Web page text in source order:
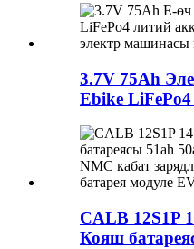
3.7V 75Ah
Ebike
CALB 12S1P
Кояш